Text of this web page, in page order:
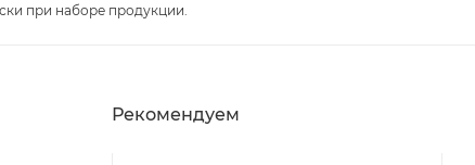
при наборе продукции.
Рекомендуем